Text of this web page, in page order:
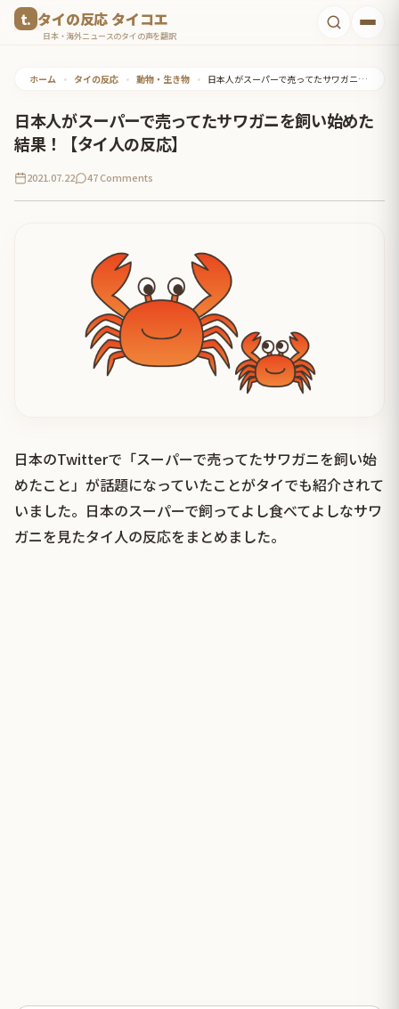
タイの反応 タイコエ
日本・海外ニュースのタイの声を翻訳
ホーム • タイの反応 • 動物・生き物 • 日本人がスーパーで売ってたサワガニを飼い始めた結果！【タイ人の反応】
日本人がスーパーで売ってたサワガニを飼い始めた
結果！【タイ人の反応】
2021.07.22 47 Comments
日本のTwitterで「スーパーで売ってたサワガニを飼い始
めたこと」が話題になっていたことがタイでも紹介されて
いました。日本のスーパーで飼ってよし食べてよしなサワ
ガニを見たタイ人の反応をまとめました。